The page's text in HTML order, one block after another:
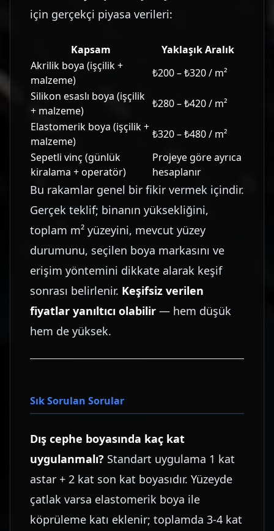
için gerçekçi piyasa verileri:
Kapsam
Yaklaşık Aralık
Akrilik boya (işçilik +
malzeme)
₺200 – ₺320 / m²
Silikon esaslı boya (işçilik
+ malzeme)
₺280 – ₺420 / m²
Elastomerik boya (işçilik +
malzeme)
₺320 – ₺480 / m²
Sepetli vinç (günlük
kiralama + operatör)
Projeye göre ayrıca
hesaplanır
Bu rakamlar genel bir fikir vermek içindir.
Gerçek teklif; binanın yüksekliğini,
toplam m² yüzeyini, mevcut yüzey
durumunu, seçilen boya markasını ve
erişim yöntemini dikkate alarak keşif
sonrası belirlenir. Keşifsiz verilen
fiyatlar yanıltıcı olabilir — hem düşük
hem de yüksek.
Sık Sorulan Sorular
Dış cephe boyasında kaç kat
uygulanmalı? Standart uygulama 1 kat
astar + 2 kat son kat boyasıdır. Yüzeyde
çatlak varsa elastomerik boya ile
köprüleme katı eklenir; toplamda 3-4 kat